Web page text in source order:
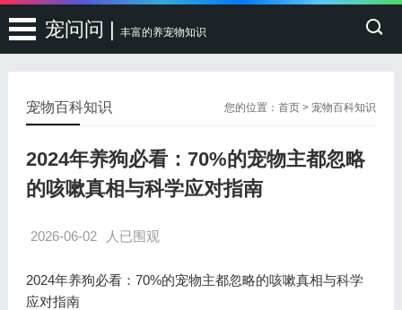
宠问问 | 丰富的养宠物知识
您的位置：首页 >宠物百科知识
宠物百科知识
2024年养狗必看：70%的宠物主都忽略
的咳嗽真相与科学应对指南
2026-06-02 人已围观
2024年养狗必看：70%的宠物主都忽略的咳嗽真相与科学
应对指南